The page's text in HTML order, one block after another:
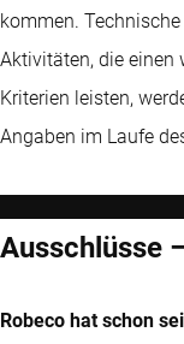
kommen.
Aktivitäten, die einen
Kriterien leisten,
Angaben im Laufe
Ausschlüsse
Robeco hat schon